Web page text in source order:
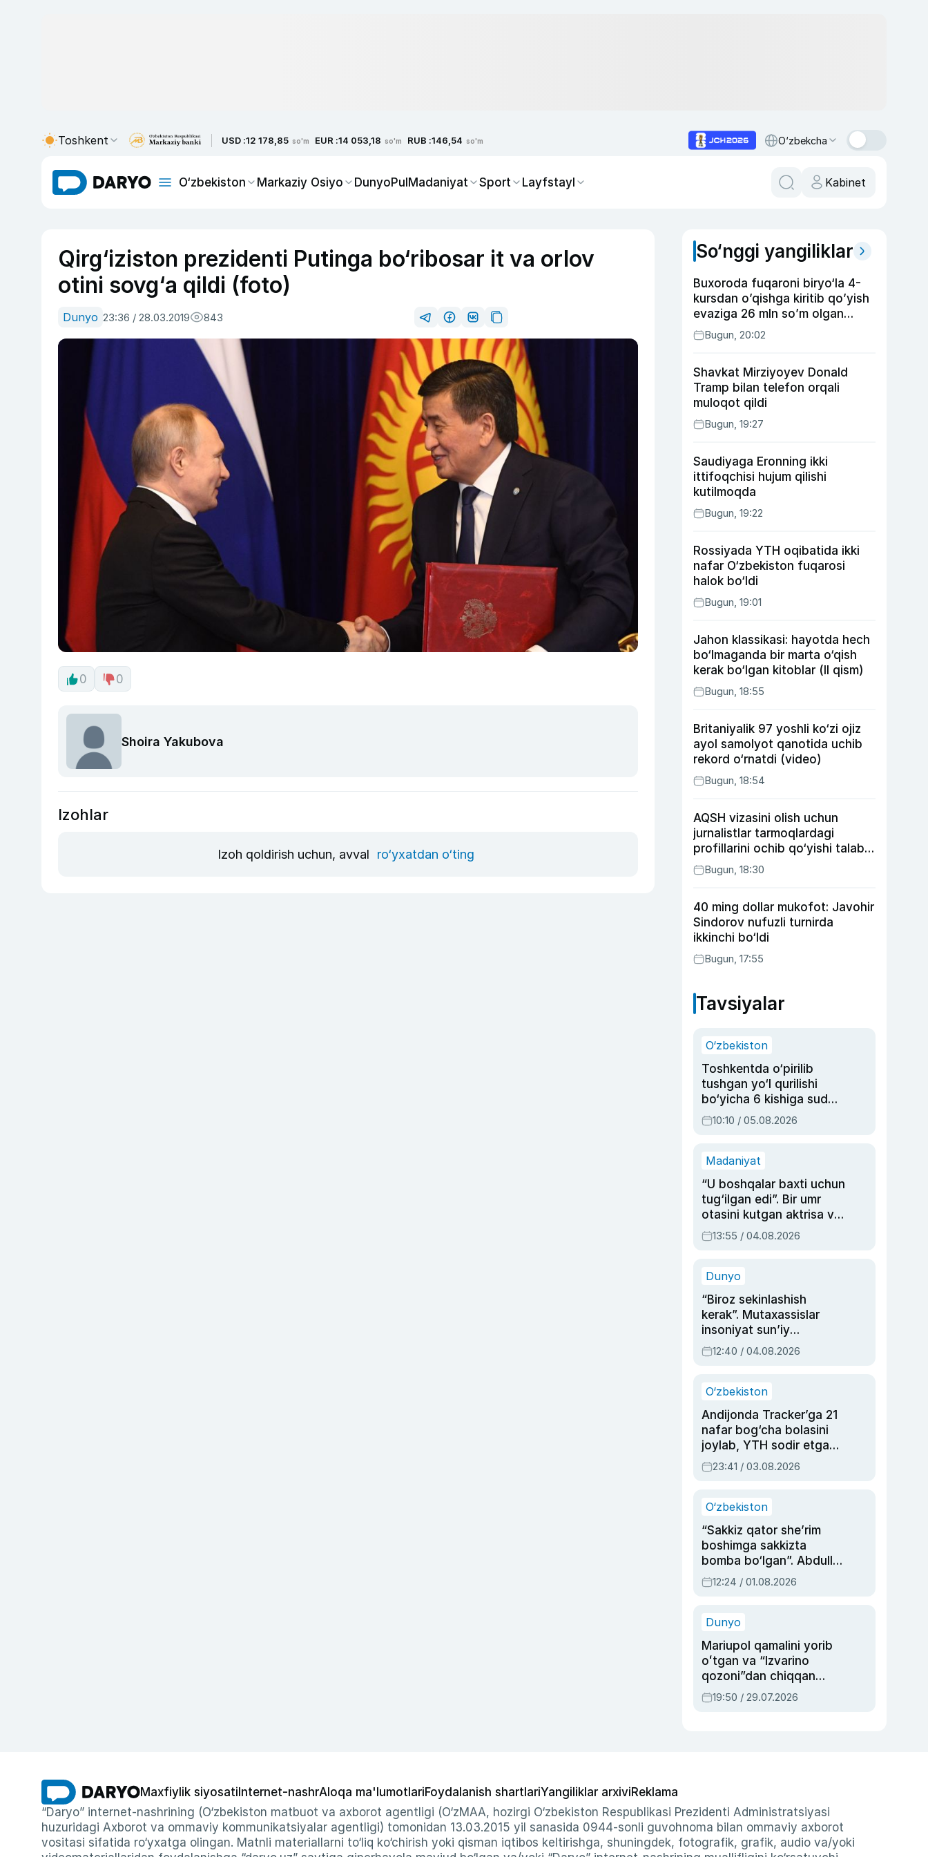
Toshkent USD :12 178,85 so'm EUR :14 053,18 so'm RUB :146,54 so'm O‘zbekcha
O‘zbekiston Markaziy Osiyo DunyoPulMadaniyat Sport Layfstayl Kabinet
Qirg‘iziston prezidenti Putinga bo‘ribosar it va orlov
otini sovg‘a qildi (foto)
Dunyo 23:36 / 28.03.2019 843
0 0
Shoira Yakubova
Izohlar
Izoh qoldirish uchun, avval ro‘yxatdan o‘ting
So‘nggi yangiliklar
Buxoroda fuqaroni biryo‘la 4-
kursdan o’qishga kiritib qo’yish
evaziga 26 mln so’m olgan
shaxs ushlandi
Bugun, 20:02
Shavkat Mirziyoyev Donald
Tramp bilan telefon orqali
muloqot qildi
Bugun, 19:27
Saudiyaga Eronning ikki
ittifoqchisi hujum qilishi
kutilmoqda
Bugun, 19:22
Rossiyada YTH oqibatida ikki
nafar O‘zbekiston fuqarosi
halok bo‘ldi
Bugun, 19:01
Jahon klassikasi: hayotda hech
bo‘lmaganda bir marta o‘qish
kerak bo‘lgan kitoblar (II qism)
Bugun, 18:55
Britaniyalik 97 yoshli ko‘zi ojiz
ayol samolyot qanotida uchib
rekord o‘rnatdi (video)
Bugun, 18:54
AQSH vizasini olish uchun
jurnalistlar tarmoqlardagi
profillarini ochib qo‘yishi talab
etilishi mumkin
Bugun, 18:30
40 ming dollar mukofot: Javohir
Sindorov nufuzli turnirda
ikkinchi bo‘ldi
Bugun, 17:55
Tavsiyalar
O‘zbekiston
Toshkentda o‘pirilib
tushgan yo‘l qurilishi
bo‘yicha 6 kishiga sud
hukmi o‘qildi
10:10 / 05.08.2026
Madaniyat
“U boshqalar baxti uchun
tug‘ilgan edi”. Bir umr
otasini kutgan aktrisa va
dublyaj ustasi Rimma
Ahmedovaning
13:55 / 04.08.2026
Dunyo
“Biroz sekinlashish
kerak”. Mutaxassislar
insoniyat sun’iy
intellektni boshqara
olmay qolishidan xavotir
12:40 / 04.08.2026
O‘zbekiston
Andijonda Tracker’ga 21
nafar bog‘cha bolasini
joylab, YTH sodir etgan
ayolga sud hukmi o‘qildi
23:41 / 03.08.2026
O‘zbekiston
“Sakkiz qator she’rim
boshimga sakkizta
bomba bo‘lgan”. Abdulla
Oripovni siyosiy
ayblovlardan asrab
12:24 / 01.08.2026
Dunyo
Mariupol qamalini yorib
oʻtgan va “Izvarino
qozoni”dan chiqqan
qahramon — Ukraina
armiyasi bosh
19:50 / 29.07.2026
Maxfiylik siyosati Internet-nashrAloqa ma'lumotlariFoydalanish shartlariYangiliklar arxiviReklama
“Daryo” internet-nashrining (O‘zbekiston matbuot va axborot agentligi (O‘zMAA, hozirgi O‘zbekiston Respublikasi Prezidenti Administratsiyasi
huzuridagi Axborot va ommaviy kommunikatsiyalar agentligi) tomonidan 13.03.2015 yil sanasida 0944-sonli guvohnoma bilan ommaviy axborot
vositasi sifatida ro‘yxatga olingan. Matnli materiallarni to‘liq ko‘chirish yoki qisman iqtibos keltirishga, shuningdek, fotografik, grafik, audio va/yoki